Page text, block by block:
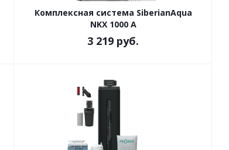
Комплексная система SiberianAqua
NKX 1000 A
3 219 руб.